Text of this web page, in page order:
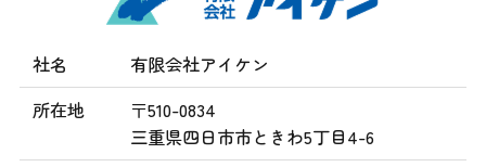
社名
有限会社アイケン
所在地
〒510-0834
三重県四日市市ときわ5丁目4-6